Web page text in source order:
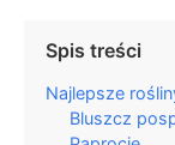
Spis treści
Najlepsze
Bluszcz